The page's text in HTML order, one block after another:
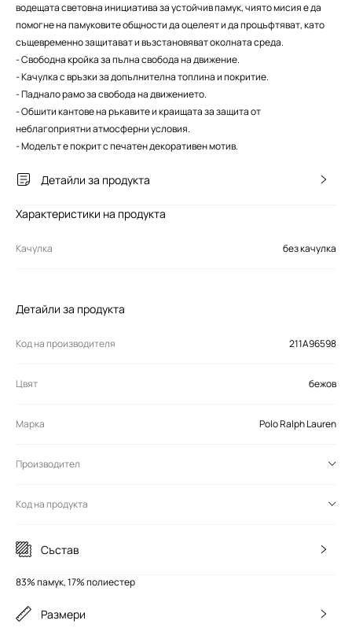
водещата световна инициатива за устойчив памук, чиято мисия е да
помогне на памуковите общности да оцелеят и да процъфтяват, като
същевременно защитават и възстановяват околната среда.
- Свободна кройка за пълна свобода на движение.
- Качулка с връзки за допълнителна топлина и покритие.
- Паднало рамо за свобода на движението.
- Обшити кантове на ръкавите и краищата за защита от
неблагоприятни атмосферни условия.
- Моделът е покрит с печатен декоративен мотив.
Детайли за продукта
Характеристики на продукта
Качулка без качулка
Детайли за продукта
Код на производителя 211A96598
Цвят бежов
Марка Polo Ralph Lauren
Производител
Код на продукта
Състав
83% памук, 17% полиестер
Размери